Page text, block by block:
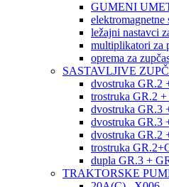
GUMENI
elektromagnetne
ležajni nastavci
multiplikatori za
oprema za
SASTAVLJIVE
dvostruka GR.2
trostruka GR.2
dvostruka GR.3
dvostruka GR.3
dvostruka GR.2
trostruka
dupla GR.3 +
TRAKTORSKE